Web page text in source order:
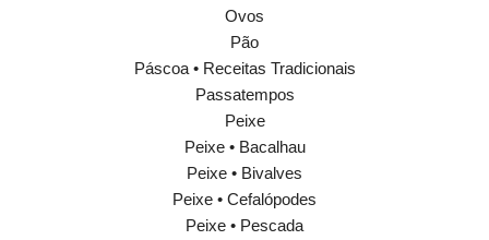
Ovos
Pão
Páscoa • Receitas Tradicionais
Passatempos
Peixe
Peixe • Bacalhau
Peixe • Bivalves
Peixe • Cefalópodes
Peixe • Pescada